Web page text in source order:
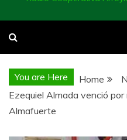
You are Here Home
Ezequiel Almada venció
Almafuerte